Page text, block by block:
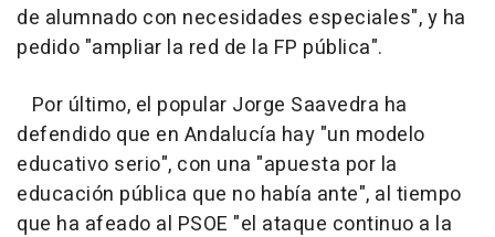
de alumnado con necesidades especiales", y ha
pedido "ampliar la red de la FP pública".
Por último, el popular Jorge Saavedra ha
defendido que en Andalucía hay "un modelo
educativo serio", con una "apuesta por la
educación pública que no había ante", al tiempo
que ha afeado al PSOE "el ataque continuo a la